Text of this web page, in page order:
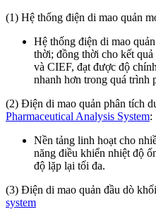
(1) Hệ thống điện di mao quản
Hệ thống điện di mao
thời; đồng thời cho kết
và CIEF, đạt được độ
nhanh hơn trong quá trình
(2) Điện di mao quản phân tích
Pharmaceutical Analysis System:
Nền tảng linh hoạt cho
năng điều khiển nhiệt độ
độ lặp lại tối đa.
(3) Điện di mao quản đầu dò
system